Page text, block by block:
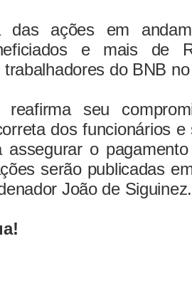
ações em
e mais de
do BNB
reafirma seu
dos funcionários
assegurar o
serão publicadas
João de Siguinez.